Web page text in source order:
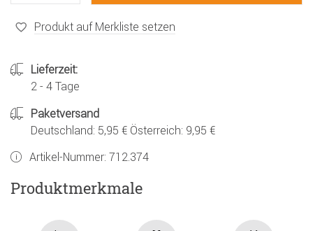
Produkt auf Merkliste setzen
Lieferzeit:
2 - 4 Tage
Paketversand
Deutschland: 5,95 € Österreich: 9,95 €
Artikel-Nummer: 712.374
Produktmerkmale